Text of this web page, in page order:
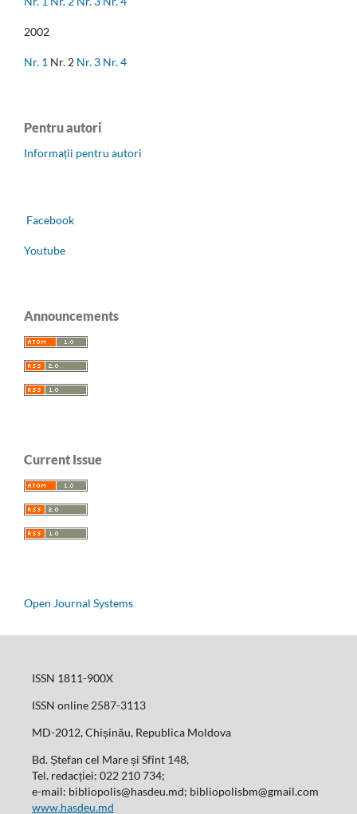
2002
Nr. 1 Nr. 2 Nr. 3 Nr. 4
Pentru autori
Informații pentru autori
Facebook
Youtube
Announcements
Current Issue
Open Journal Systems
ISSN 1811-900X
ISSN online 2587-3113
MD-2012, Chișinău, Republica Moldova
Bd. Ștefan cel Mare și Sfînt 148,
Tel. redacției: 022 210 734;
e-mail: bibliopolis@hasdeu.md; bibliopolisbm@gmail.com
www.hasdeu.md